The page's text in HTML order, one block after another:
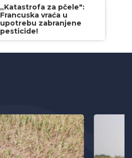
„Katastrofa za pčele":
Francuska vraća u
upotrebu zabranjene
pesticide!